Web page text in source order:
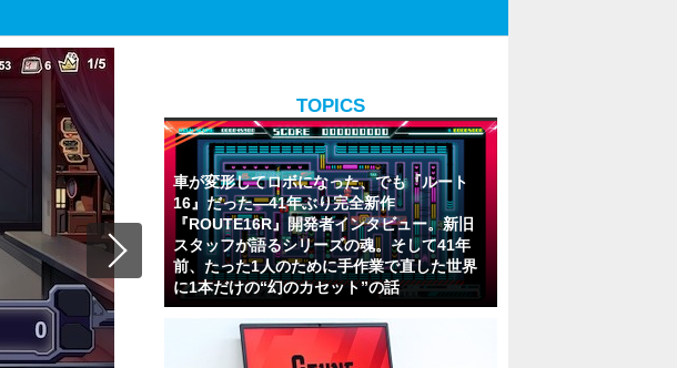
TOPICS
車が変形してロボになった、でも『ルート
16』だった―41年ぶり完全新作
『ROUTE16R』開発者インタビュー。新旧
スタッフが語るシリーズの魂。そして41年
前、たった1人のために手作業で直した世界
に1本だけの“幻のカセット”の話